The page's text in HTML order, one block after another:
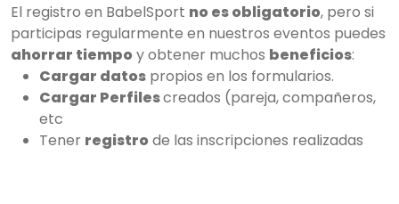
El registro en BabelSport no es obligatorio, pero si
participas regularmente en nuestros eventos puedes
ahorrar tiempo y obtener muchos beneficios:
Cargar datos propios en los formularios.
Cargar Perfilescreados (pareja, compañeros,
etc
Tener registro de las inscripciones realizadas